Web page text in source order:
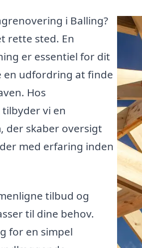
i Balling?
rette sted. En
er essentiel for dit
en udfordring at finde
Hos
vi en
der skaber oversigt
med erfaring inden
tilbud og
til dine behov.
for en simpel